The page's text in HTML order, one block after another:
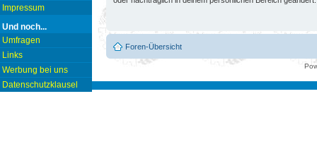
Impressum
Und noch...
Umfragen
Links
Werbung bei uns
Datenschutzklausel
Foren-Übersicht